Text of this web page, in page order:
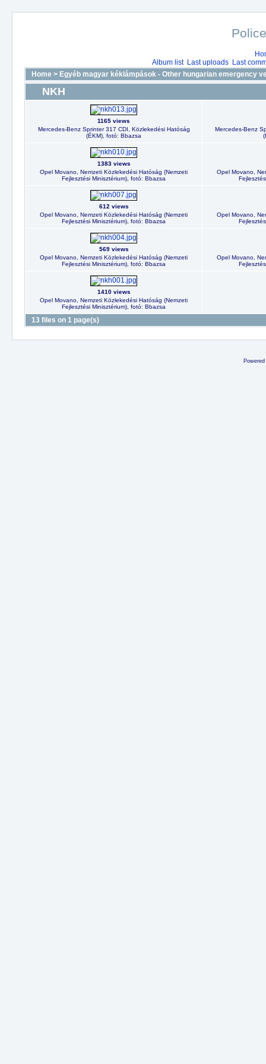
Album list Last uploads Last
Home > Egyéb magyar kéklámpások - Other hungarian emergency
NKH
1165 views
Mercedes-Benz Sprinter 317 CDI, Közlekedési Hatóság
(ÉKM), fotó: Bbazsa
Mercedes-Benz
1383 views
Opel Movano, Nemzeti Közlekedési Hatóság (Nemzeti
Fejlesztési Minisztérium), fotó: Bbazsa
Opel Movano,
612 views
Opel Movano, Nemzeti Közlekedési Hatóság (Nemzeti
Fejlesztési Minisztérium), fotó: Bbazsa
Opel Movano,
569 views
Opel Movano, Nemzeti Közlekedési Hatóság (Nemzeti
Fejlesztési Minisztérium), fotó: Bbazsa
Opel Movano,
1410 views
Opel Movano, Nemzeti Közlekedési Hatóság (Nemzeti
Fejlesztési Minisztérium), fotó: Bbazsa
13 files on 1 page(s)